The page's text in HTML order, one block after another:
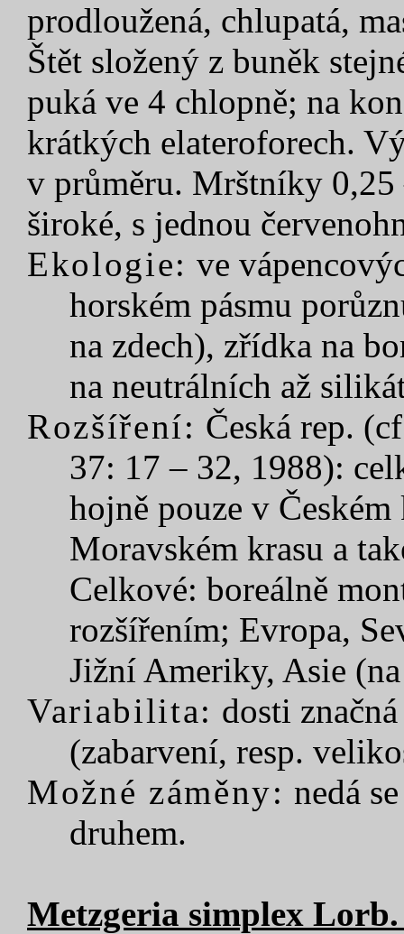
prodloužená, chlupatá,
Štět složený z buněk
puká ve 4 chlopně; na
krátkých elateroforech.
v průměru. Mrštníky
široké, s jednou
Ekologie: ve
horském pásmu
na zdech), zřídka na
na neutrálních až
Rozšíření: Česká rep.
37: 17 – 32, 1988):
hojně pouze v
Moravském krasu a
Celkové: boreálně
rozšířením; Evropa,
Jižní Ameriky, Asie
Variabilita: dosti
(zabarvení, resp.
Možné záměny: nedá
druhem.
Metzgeria simplex